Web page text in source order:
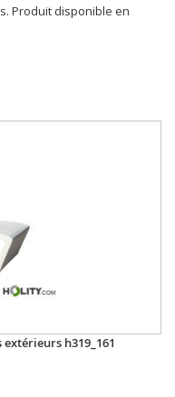
Produit disponible en
h319_161